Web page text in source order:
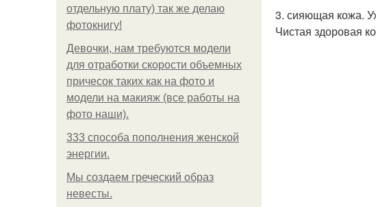
отдельную плату) так же делаю
фотокнигу!
Девочки, нам требуются модели
для отработки скорости объемных
причесок таких как на фото и
модели на макияж (все работы на
фото наши).
333 способа пополнения женской
энергии.
Мы создаем греческий образ
невесты.
3. сияющая кожа.
Чистая здоровая